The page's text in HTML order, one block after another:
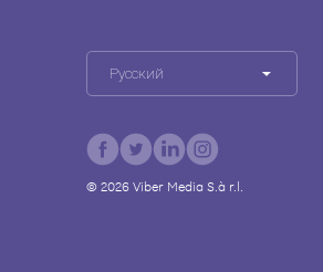
Русский
© 2026Viber Media S.à r.l.